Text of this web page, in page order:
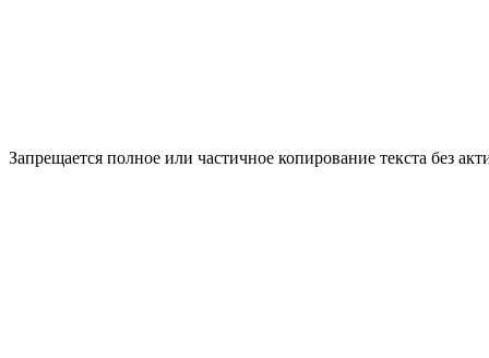
Запрещается полное или частичное копирование текста без